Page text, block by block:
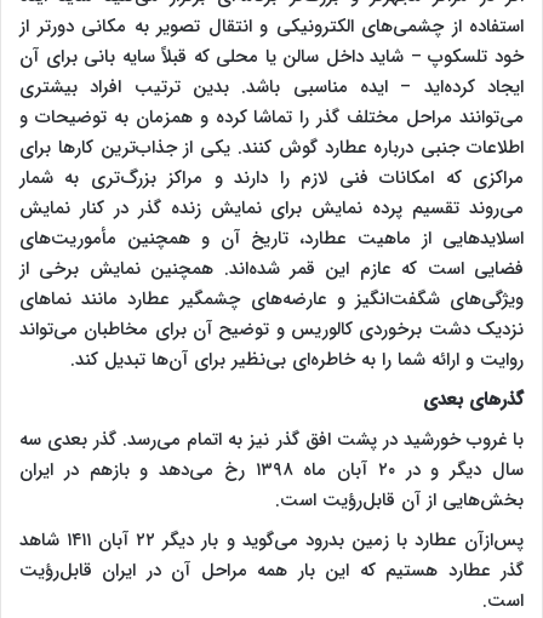
استفاده از چشمی‌های الکترونیکی و انتقال تصویر به مکانی دورتر از
خود تلسکوپ – شاید داخل سالن یا محلی که قبلاً سایه بانی برای آن
ایجاد کرده‌اید – ایده مناسبی باشد. بدین ترتیب افراد بیشتری
می‌توانند مراحل مختلف گذر را تماشا کرده و همزمان به توضیحات و
اطلاعات جنبی درباره عطارد گوش کنند. یکی از جذاب‌ترین کارها برای
مراکزی که امکانات فنی لازم را دارند و مراکز بزرگ‌تری به شمار
می‌روند تقسیم پرده نمایش برای نمایش زنده گذر در کنار نمایش
اسلایدهایی از ماهیت عطارد، تاریخ آن و همچنین مأموریت‌های
فضایی است که عازم این قمر شده‌اند. همچنین نمایش برخی از
ویژگی‌های شگفت‌انگیز و عارضه‌های چشمگیر عطارد مانند نماهای
نزدیک دشت برخوردی کالوریس و توضیح آن برای مخاطبان می‌تواند
روایت و ارائه شما را به خاطره‌ای بی‌نظیر برای آن‌ها تبدیل کند.
گذرهای بعدی
با غروب خورشید در پشت افق گذر نیز به اتمام می‌رسد. گذر بعدی سه
سال دیگر و در ۲۰ آبان ماه ۱۳۹۸ رخ می‌دهد و بازهم در ایران
بخش‌هایی از آن قابل‌رؤیت است.
پس‌ازآن عطارد با زمین بدرود می‌گوید و بار دیگر ۲۲ آبان ۱۴۱۱ شاهد
گذر عطارد هستیم که این بار همه مراحل آن در ایران قابل‌رؤیت
است.